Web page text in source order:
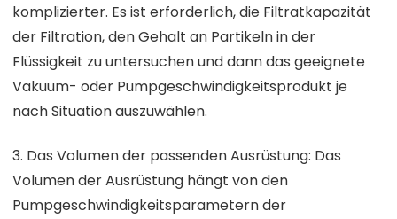
komplizierter. Es ist erforderlich, die Filtratkapazität
der Filtration, den Gehalt an Partikeln in der
Flüssigkeit zu untersuchen und dann das geeignete
Vakuum- oder Pumpgeschwindigkeitsprodukt je
nach Situation auszuwählen.
3. Das Volumen der passenden Ausrüstung: Das
Volumen der Ausrüstung hängt von den
Pumpgeschwindigkeitsparametern der